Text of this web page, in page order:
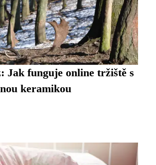
Jak funguje online tržiště s
keramikou